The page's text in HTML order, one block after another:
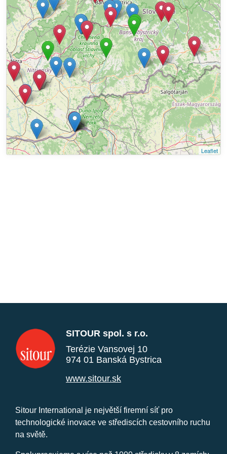
Leaflet
SITOUR spol. s r.o.
Terézie Vansovej 10
974 01 Banská Bystrica
www.sitour.sk
Sitour International je největší firemní síť pro
technologické inovace ve střediscích cestovního ruchu
na světě.